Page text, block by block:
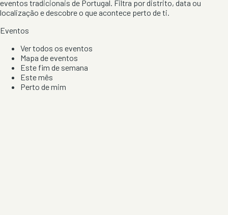
eventos tradicionais de Portugal. Filtra por distrito, data ou
localização e descobre o que acontece perto de ti.
Eventos
Ver todos os eventos
Mapa de eventos
Este fim de semana
Este mês
Perto de mim